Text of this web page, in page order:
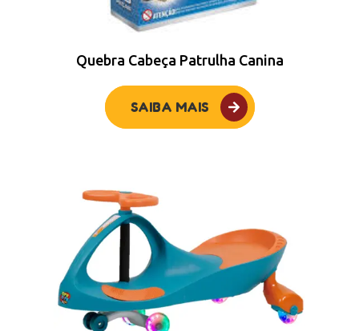
Quebra Cabeça Patrulha Canina
SAIBA MAIS